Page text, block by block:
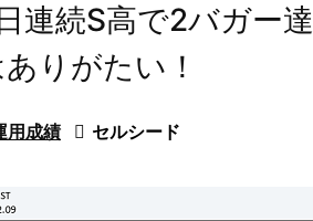
連続S高で2バガー
りがたい！
用成績  セルシード